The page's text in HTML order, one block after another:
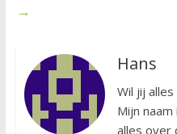
→
Hans
Wil jij
Mijn
alles over